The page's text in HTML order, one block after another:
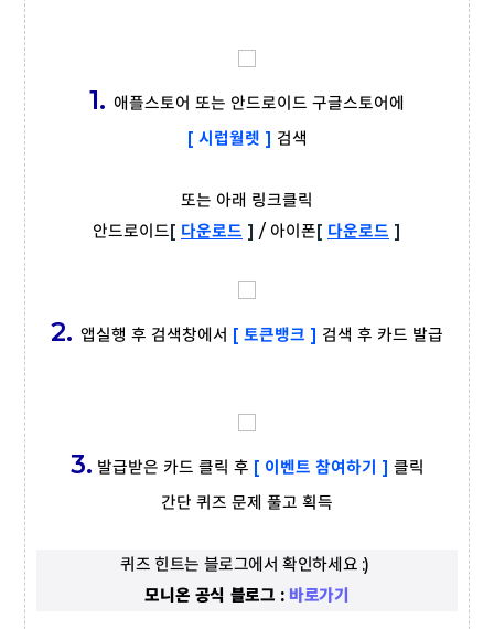
1. 애플스토어 또는 안드로이드 구글스토어에
[ 시럽월렛 ] 검색
또는 아래 링크클릭
안드로이드 [ 다운로드 ] / 아이폰 [ 다운로드 ]
2. 앱실행 후 검색창에서 [ 토큰뱅크 ] 검색 후 카드 발급
3. 발급받은 카드 클릭 후 [ 이벤트 참여하기 ] 클릭
간단 퀴즈 문제 풀고 획득
퀴즈 힌트는 블로그에서 확인하세요 :)
모니온 공식 블로그 : 바로가기